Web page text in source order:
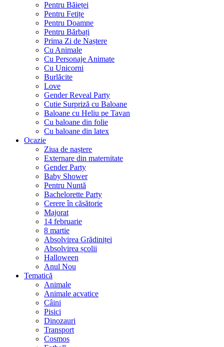
Pentru Băieței
Pentru Fetițe
Pentru Doamne
Pentru Bărbați
Prima Zi de Naștere
Cu Animale
Cu Personaje Animate
Cu Unicorni
Burlăcite
Love
Gender Reveal Party
Cutie Surpriză cu Baloane
Baloane cu Heliu pe Tavan
Cu baloane din folie
Cu baloane din latex
Ocazie
Ziua de naștere
Externare din maternitate
Gender Party
Baby Shower
Pentru Nuntă
Bachelorette Party
Cerere în căsătorie
Majorat
14 februarie
8 martie
Absolvirea Grădiniței
Absolvirea școlii
Halloween
Anul Nou
Tematică
Animale
Animale acvatice
Câini
Pisici
Dinozauri
Transport
Cosmos